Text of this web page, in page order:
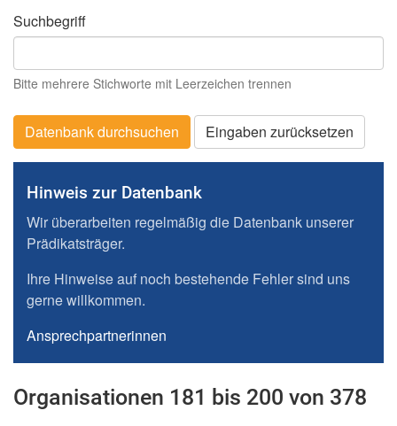
Suchbegriff
Bitte mehrere Stichworte mit Leerzeichen trennen
Datenbank durchsuchen Eingaben zurücksetzen
Hinweis zur Datenbank
Wir überarbeiten regelmäßig die Datenbank unserer
Prädikatsträger.
Ihre Hinweise auf noch bestehende Fehler sind uns
gerne willkommen.
Ansprechpartnerinnen
Organisationen 181 bis 200 von 378